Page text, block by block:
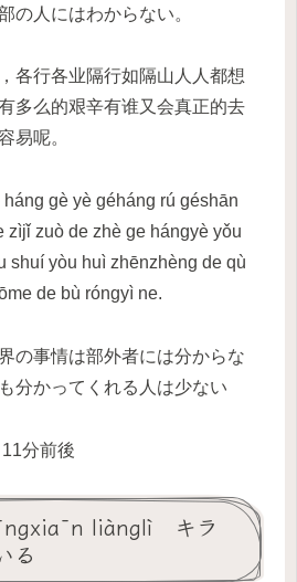
の人にはわからない。
各行各业隔行如隔山人人都想
多么的艰辛有谁又会真正的去
易呢。
gè yè géháng rú géshān
zìjǐ zuò de zhè ge hángyè yǒu
shuí yòu huì zhēnzhèng de qù
de bù róngyì ne.
の事情は部外者には分からな
分かってくれる人は少ない
分前後
liànglì キラ
る